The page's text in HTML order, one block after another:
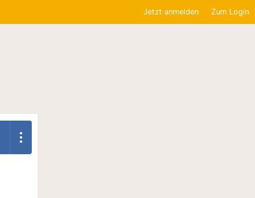
Jetzt anmelden Zum Login